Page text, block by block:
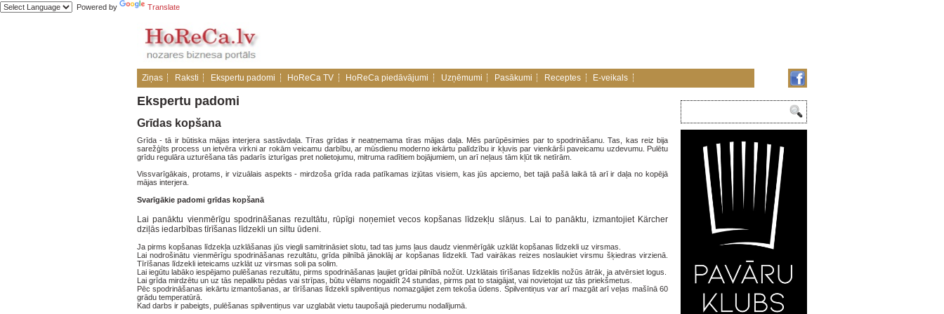
Powered by Translate
Ziņas Raksti Ekspertu padomi HoReCa TV HoReCa piedāvājumi Uzņēmumi Pasākumi Receptes E-veikals
Ekspertu padomi
Grīdas kopšana
Grīda - tā ir būtiska mājas interjera sastāvdaļa. Tīras grīdas ir neatņemama tīras mājas daļa. Mēs parūpēsimies par to spodrināšanu. Tas, kas reiz bija
sarežģīts process un ietvēra virkni ar rokām veicamu darbību, ar mūsdienu moderno iekārtu palīdzību ir kļuvis par vienkārši paveicamu uzdevumu. Pulētu
grīdu regulāra uzturēšana tās padarīs izturīgas pret nolietojumu, mitruma radītiem bojājumiem, un arī neļaus tām kļūt tik netīrām.
Vissvarīgākais, protams, ir vizuālais aspekts - mirdzoša grīda rada patīkamas izjūtas visiem, kas jūs apciemo, bet tajā pašā laikā tā arī ir daļa no kopējā
mājas interjera.
Svarīgākie padomi grīdas kopšanā
Lai panāktu vienmērīgu spodrināšanas rezultātu, rūpīgi noņemiet vecos kopšanas līdzekļu slāņus. Lai to panāktu, izmantojiet Kärcher
dziļās iedarbības tīrīšanas līdzekli un siltu ūdeni.
Ja pirms kopšanas līdzekļa uzklāšanas jūs viegli samitrināsiet slotu, tad tas jums ļaus daudz vienmērīgāk uzklāt kopšanas līdzekli uz virsmas.
Lai nodrošinātu vienmērīgu spodrināšanas rezultātu, grīda pilnībā jānoklāj ar kopšanas līdzekli. Tad vairākas reizes noslaukiet virsmu šķiedras virzienā.
Tīrīšanas līdzekli ieteicams uzklāt uz virsmas soli pa solim.
Lai iegūtu labāko iespējamo pulēšanas rezultātu, pirms spodrināšanas ļaujiet grīdai pilnībā nožūt. Uzklātais tīrīšanas līdzeklis nožūs ātrāk, ja atvērsiet logus.
Lai grīda mirdzētu un uz tās nepaliktu pēdas vai strīpas, būtu vēlams nogaidīt 24 stundas, pirms pat to staigājat, vai novietojat uz tās priekšmetus.
Pēc spodrināšanas iekārtu izmantošanas, ar tīrīšanas līdzekli spilventiņus nomazgājiet zem tekoša ūdens. Spilventiņus var arī mazgāt arī veļas mašīnā 60
grādu temperatūrā.
Kad darbs ir pabeigts, pulēšanas spilventiņus var uzglabāt vietu taupošajā piederumu nodalījumā.